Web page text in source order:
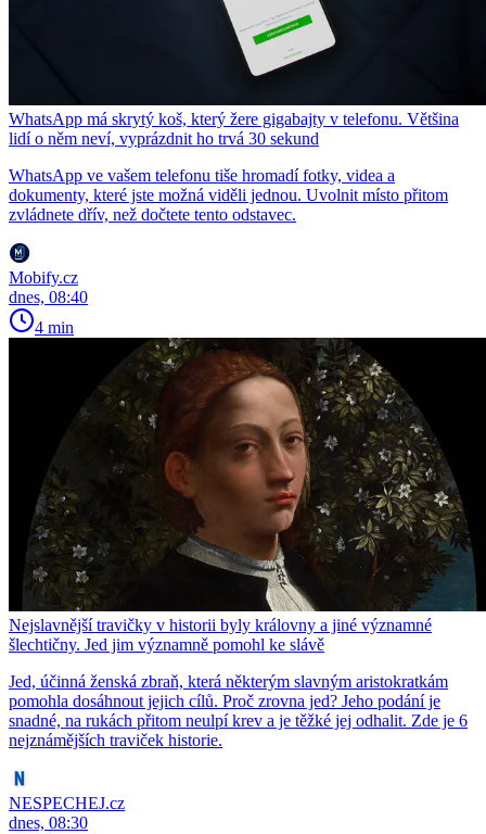
WhatsApp má skrytý koš, který žere gigabajty v telefonu. Většina
lidí o něm neví, vyprázdnit ho trvá 30 sekund
WhatsApp ve vašem telefonu tiše hromadí fotky, videa a
dokumenty, které jste možná viděli jednou. Uvolnit místo přitom
zvládnete dřív, než dočtete tento odstavec.
Mobify.cz
dnes, 08:40
4 min
Nejslavnější travičky v historii byly královny a jiné významné
šlechtičny. Jed jim významně pomohl ke slávě
Jed, účinná ženská zbraň, která některým slavným aristokratkám
pomohla dosáhnout jejich cílů. Proč zrovna jed? Jeho podání je
snadné, na rukách přitom neulpí krev a je těžké jej odhalit. Zde je 6
nejznámějších traviček historie.
NESPECHEJ.cz
dnes, 08:30